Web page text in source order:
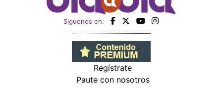
Siguenos en:
Regístrate
Paute con nosotros